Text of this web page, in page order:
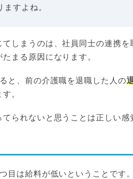
すよね。
しまうのは、社員同士の連携を
まる原因になります。
と、前の介護職を退職した人の
。
られないと思うことは正しい感
目は給料が低いということです。